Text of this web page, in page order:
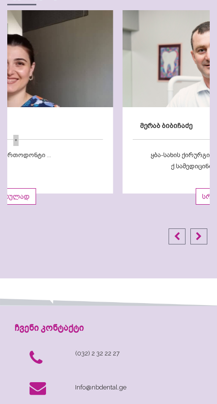
ყბა-სახის ქირურგი განათლება: 1995-1997 -
ჩვენი კონტაქტი
(032) 2 32 22 27
Info@nbdental.ge